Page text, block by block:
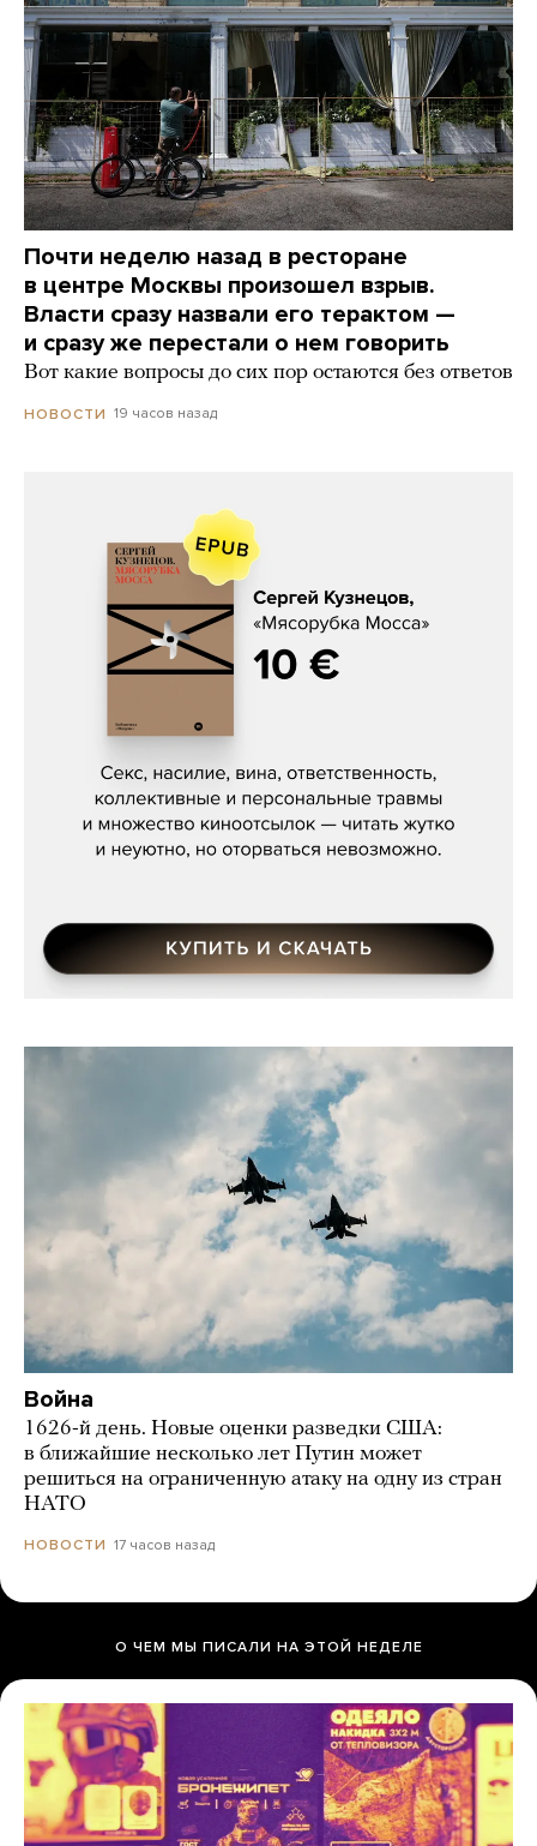
Почти неделю назад в ресторане
в центре Москвы произошел взрыв.
Власти сразу назвали его терактом —
и сразу же перестали о нем говорить
Вот какие вопросы до сих пор остаются без ответов
НОВОСТИ 19 часов назад
Сергей Кузнецов, «Мясорубка
Война
1626-й день. Новые оценки разведки США:
в ближайшие несколько лет Путин может
решиться на ограниченную атаку на одну из стран
НАТО
НОВОСТИ 17 часов назад
О ЧЕМ МЫ ПИСАЛИ НА ЭТОЙ НЕДЕЛЕ